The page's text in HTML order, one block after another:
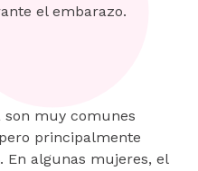
el embarazo.
son muy comunes
principalmente
algunas mujeres, el